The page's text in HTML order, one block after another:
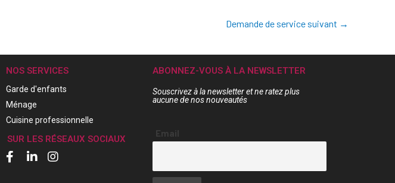
Demande de service suivant →
NOS SERVICES
Garde d'enfants
Ménage
Cuisine professionnelle
SUR LES RÉSEAUX SOCIAUX
ABONNEZ-VOUS À LA NEWSLETTER
Souscrivez à la newsletter et ne ratez plus
aucune de nos nouveautés
Email